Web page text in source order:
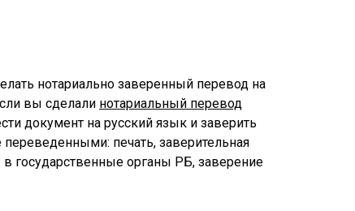
нотариально заверенный перевод на
вы сделали нотариальный перевод
документ на русский язык и заверить
печать, заверительная
государственные органы РБ, заверение